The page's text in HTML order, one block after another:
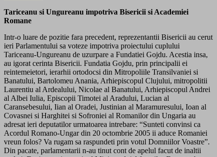
Tariceanu si Ungureanu impotriva Bisericii si Academiei
Romane
Intr-o luare de pozitie fara precedent, reprezentantii Bisericii au cerut
ieri Parlamentului sa voteze impotriva proiectului cuplului
Tariceanu-Ungureanu de uzurpare a Fundatiei Gojdu. Acestia insa,
au igorat cerinta Bisericii. Fundatia Gojdu, prin principalii ei
reintemeietori, ierarhii ortodocsi din Mitropoliile Transilvaniei si
Banatului, Bartolomeu Anania, Arhiepiscopul Clujului, mitropolitii
Laurentiu al Ardealului, Nicolae al Banatului, Arhiepiscopul Andrei
al Albei Iulia, Episcopii Timotei al Aradului, Lucian al
Caransebesului, Iian al Oradei, Justinian al Maramuresului, Ioan al
Covasnei si Harghitei si Sofroniei al Romanilor din Ungaria au
adresat ieri deputatilor urmatoarea intrebare: “Sunteti convinsi ca
Acordul Romano-Ungar din 20 octombrie 2005 ii aduce Romaniei
vreun folos? Va rugam sa raspundeti prin votul Domniilor Voastre”.
Din pacate, parlamentarii n-au tinut cont de apelul facut de inaltii